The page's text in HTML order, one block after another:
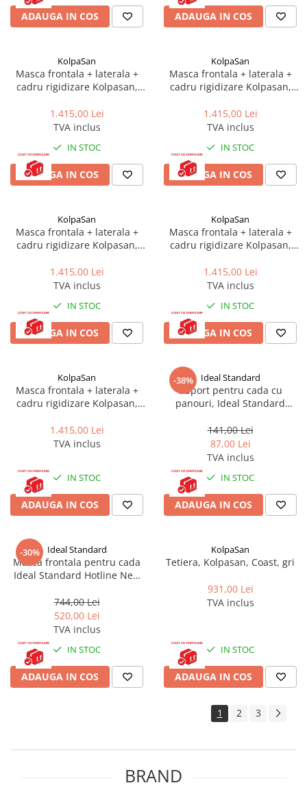
ADAUGA IN COS ADAUGA IN COS
KolpaSan
Masca frontala + laterala +
cadru rigidizare Kolpasan,
170 x 75 cm
1.415,00 Lei
TVA inclus
IN STOC
ADAUGA IN COS
KolpaSan
Masca frontala + laterala +
cadru rigidizare Kolpasan,
170 x 70 cm
1.415,00 Lei
TVA inclus
IN STOC
ADAUGA IN COS
KolpaSan
Masca frontala + laterala +
cadru rigidizare Kolpasan,
160 x 70 cm
1.415,00 Lei
TVA inclus
IN STOC
ADAUGA IN COS
KolpaSan
Masca frontala + laterala +
cadru rigidizare Kolpasan,
150 x 70 cm
1.415,00 Lei
TVA inclus
IN STOC
ADAUGA IN COS
KolpaSan
Masca frontala + laterala +
cadru rigidizare Kolpasan,
140 x 70 cm
1.415,00 Lei
TVA inclus
IN STOC
ADAUGA IN COS
-38% Ideal Standard
Suport pentru cada cu
panouri, Ideal Standard
141,00 Lei
87,00 Lei
TVA inclus
IN STOC
ADAUGA IN COS
-30% Ideal Standard
Masca frontala pentru cada
Ideal Standard Hotline New
744,00 Lei
520,00 Lei
TVA inclus
IN STOC
ADAUGA IN COS
KolpaSan
Tetiera, Kolpasan, Coast, gri
931,00 Lei
TVA inclus
IN STOC
ADAUGA IN COS
1 2 3
BRAND